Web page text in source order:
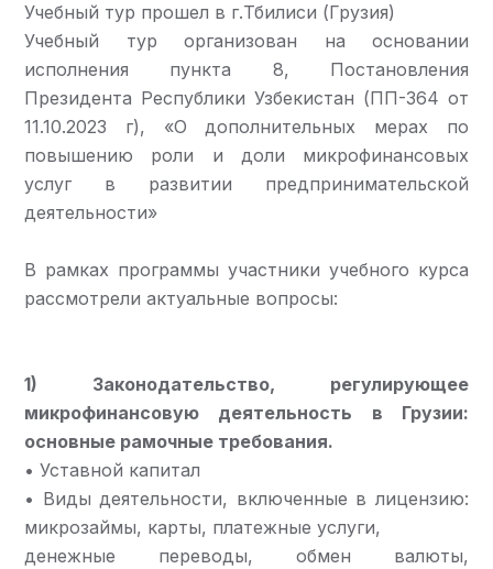
Учебный тур прошел в г.Тбилиси (Грузия)
Учебный тур организован на основании
исполнения пункта 8, Постановления
Президента Республики Узбекистан (ПП-364 от
11.10.2023 г), «О дополнительных мерах по
повышению роли и доли микрофинансовых
услуг в развитии предпринимательской
деятельности»
В рамках программы участники учебного курса
рассмотрели актуальные вопросы:
1) Законодательство, регулирующее
микрофинансовую деятельность в Грузии:
основные рамочные требования.
• Уставной капитал
• Виды деятельности, включенные в лицензию:
микрозаймы, карты, платежные услуги,
денежные переводы, обмен валюты,